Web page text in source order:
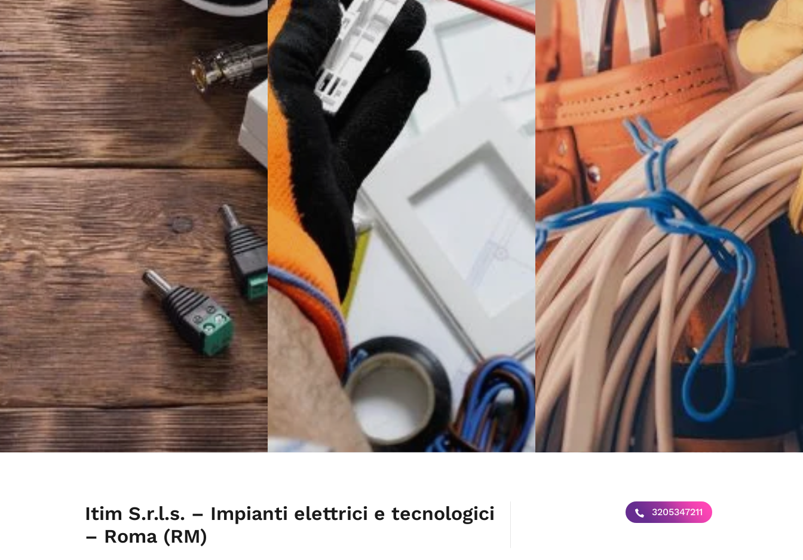
Itim S.r.l.s. – Impianti elettrici e tecnologici
– Roma (RM)
3205347211